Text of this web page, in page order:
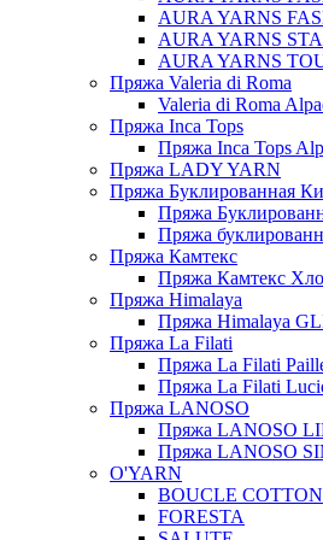
AURA YARNS
AURA YARNS
AURA YARNS
Пряжа Valeria di Roma
Valeria di Roma
Пряжа Inca Tops
Пряжа Inca Tops
Пряжа LADY YARN
Пряжа Буклированная
Пряжа
Пряжа
Пряжа Камтекс
Пряжа Камтекс
Пряжа Himalaya
Пряжа Himalaya
Пряжа La Filati
Пряжа La Filati
Пряжа La Filati
Пряжа LANOSO
Пряжа LANOSO
Пряжа LANOSO
O'YARN
BOUCLE COTTON
FORESTA